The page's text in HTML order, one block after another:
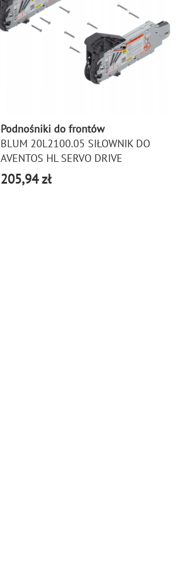
Podnośniki do frontów
BLUM 20L2100.05 SIŁOWNIK DO
AVENTOS HL SERVO DRIVE
205,94 zł